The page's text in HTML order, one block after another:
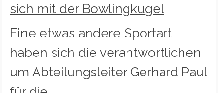
sich mit der Bowlingkugel
Eine etwas andere Sportart
haben sich die verantwortlichen
um Abteilungsleiter Gerhard Paul